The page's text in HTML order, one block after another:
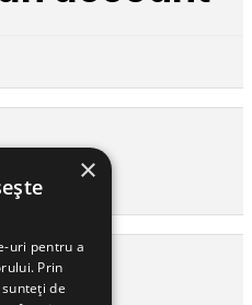
×
uri pentru a
Prin
de